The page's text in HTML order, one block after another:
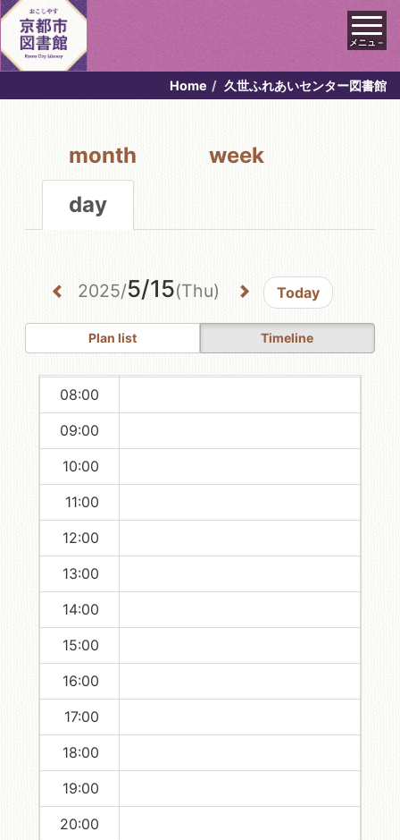
メニュ－
Home 久世ふれあいセンター図書館
month
week
day
2025/5/15(Thu) Today
Plan list Timeline
00:00
02:00
03:00
05:00
06:00
07:00
08:00
09:00
10:00
11:00
12:00
13:00
14:00
15:00
16:00
17:00
18:00
19:00
20:00